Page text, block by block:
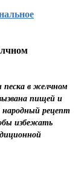
в желчном
пищей и
рецепт
избежать